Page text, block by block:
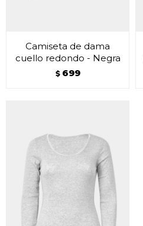
Camiseta de dama
cuello redondo - Negra
$ 699